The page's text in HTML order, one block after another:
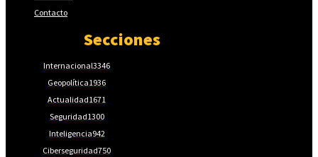
Contacto
Secciones
Internacional3346
Geopolítica1936
Actualidad1671
Seguridad1300
Inteligencia942
Ciberseguridad750